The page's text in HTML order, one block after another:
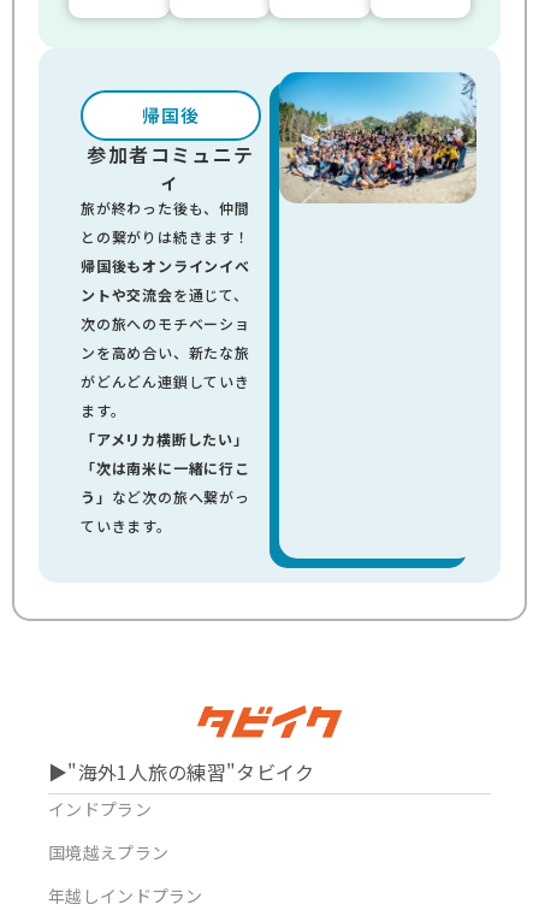
帰国後
参加者コミュニテ
ィ
旅が終わった後も、仲間
との繋がりは続きます！
帰国後もオンラインイベ
ントや交流会を通じて、
次の旅へのモチベーショ
ンを高め合い、新たな旅
がどんどん連鎖していき
ます。
「アメリカ横断したい」
「次は南米に一緒に行こ
う」 など次の旅へ繋がっ
ていきます。
▶︎"海外1人旅の練習"タビイク
インドプラン
国境越えプラン
年越しインドプラン